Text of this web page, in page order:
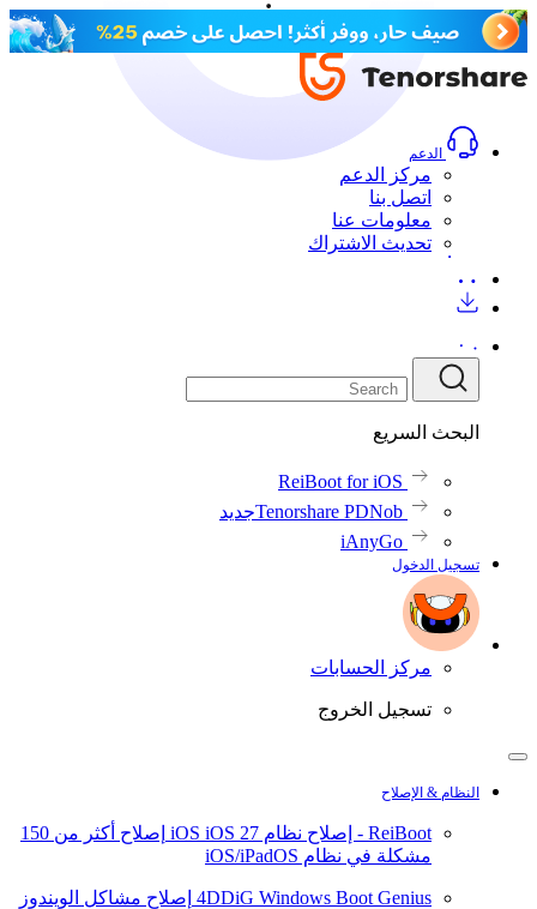
الدعم
مركز الدعم
اتصل بنا
معلومات عنا
تحديث الاشتراك
البحث السريع
ReiBoot for iOS
Tenorshare PDNobجديد
iAnyGo
تسجيل الدخول
مركز الحسابات
تسجيل الخروج
النظام & الإصلاح
ReiBoot - إصلاح نظام iOS iOS 27
إصلاح أكثر من 150
مشكلة في نظام iOS/iPadOS
4DDiG Windows Boot Genius إصلاح مشاكل الويندوز
المراجعات(15)
المراجعات(15)
المواصفات الفنية
تنزيل مجاني
المستخدم
المراجعات